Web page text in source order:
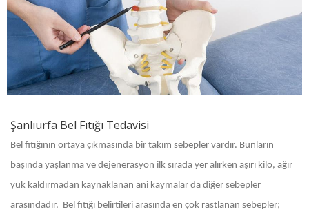
Şanlıurfa Bel Fıtığı Tedavisi
Bel fıtığının ortaya çıkmasında bir takım sebepler vardır. Bunların
başında yaşlanma ve dejenerasyon ilk sırada yer alırken aşırı kilo, ağır
yük kaldırmadan kaynaklanan ani kaymalar da diğer sebepler
arasındadır. Bel fıtığı belirtileri arasında en çok rastlanan sebepler;